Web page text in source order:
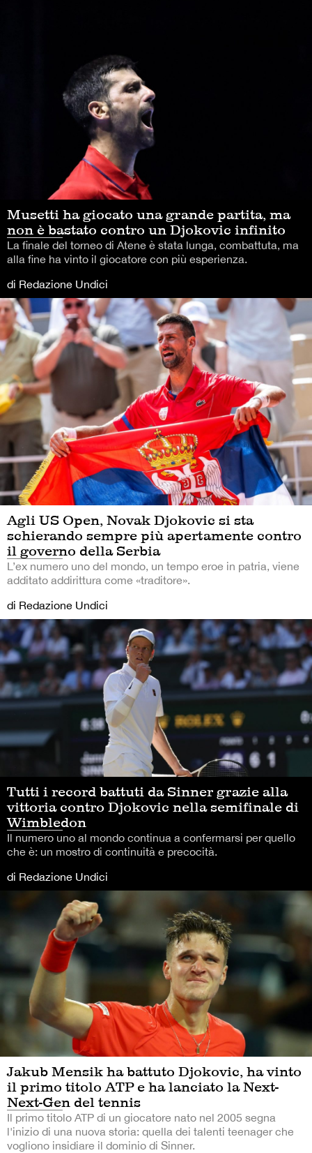
Musetti ha giocato una grande partita, ma
non è bastato contro un Djokovic infinito
La finale del torneo di Atene è stata lunga, combattuta, ma
alla fine ha vinto il giocatore con più esperienza.
di Redazione Undici
Agli US Open, Novak Djokovic si sta
schierando sempre più apertamente contro
il governo della Serbia
L’ex numero uno del mondo, un tempo eroe in patria, viene
additato addirittura come «traditore».
di Redazione Undici
Tutti i record battuti da Sinner grazie alla
vittoria contro Djokovic nella semifinale di
Wimbledon
Il numero uno al mondo continua a confermarsi per quello
che è: un mostro di continuità e precocità.
di Redazione Undici
Jakub Mensik ha battuto Djokovic, ha vinto
il primo titolo ATP e ha lanciato la Next-
Next-Gen del tennis
Il primo titolo ATP di un giocatore nato nel 2005 segna
l'inizio di una nuova storia: quella dei talenti teenager che
vogliono insidiare il dominio di Sinner.